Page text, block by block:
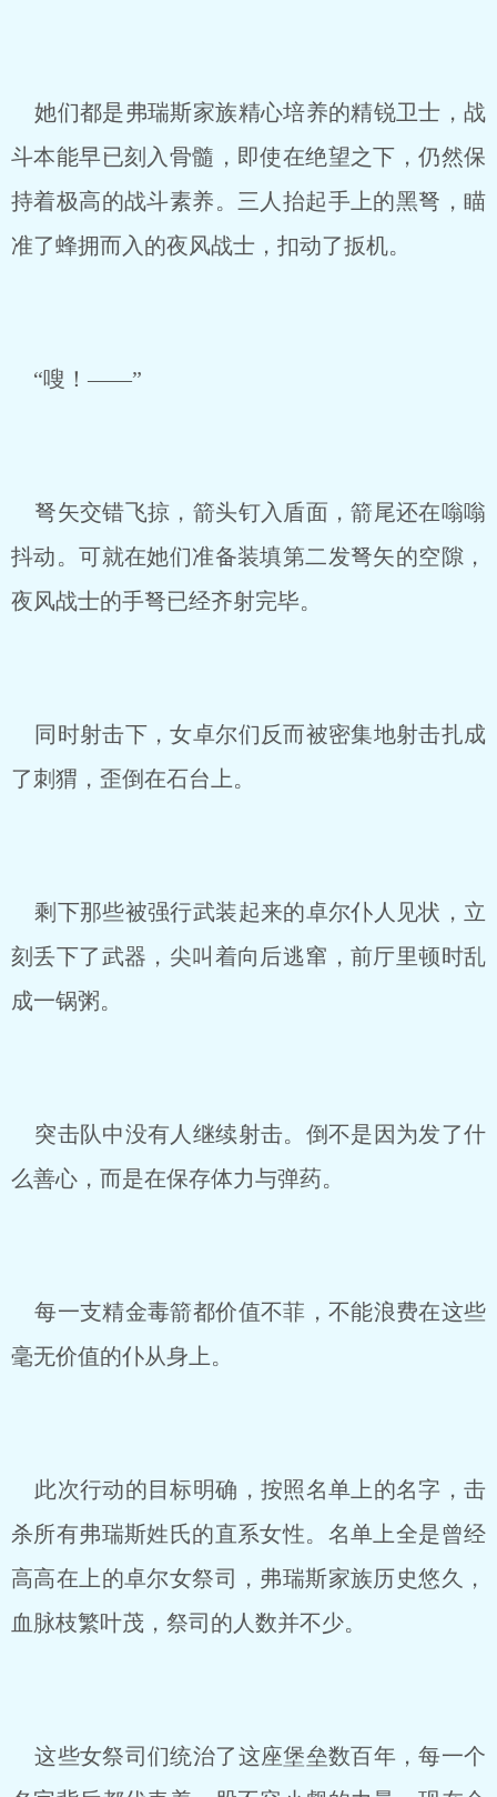
她们都是弗瑞斯家族精心培养的精锐卫士，战
斗本能早已刻入骨髓，即使在绝望之下，仍然保
持着极高的战斗素养。三人抬起手上的黑弩，瞄
准了蜂拥而入的夜风战士，扣动了扳机。
“嗖！——”
弩矢交错飞掠，箭头钉入盾面，箭尾还在嗡嗡
抖动。可就在她们准备装填第二发弩矢的空隙，
夜风战士的手弩已经齐射完毕。
同时射击下，女卓尔们反而被密集地射击扎成
了刺猬，歪倒在石台上。
剩下那些被强行武装起来的卓尔仆人见状，立
刻丢下了武器，尖叫着向后逃窜，前厅里顿时乱
成一锅粥。
突击队中没有人继续射击。倒不是因为发了什
么善心，而是在保存体力与弹药。
每一支精金毒箭都价值不菲，不能浪费在这些
毫无价值的仆从身上。
此次行动的目标明确，按照名单上的名字，击
杀所有弗瑞斯姓氏的直系女性。名单上全是曾经
高高在上的卓尔女祭司，弗瑞斯家族历史悠久，
血脉枝繁叶茂，祭司的人数并不少。
这些女祭司们统治了这座堡垒数百年，每一个